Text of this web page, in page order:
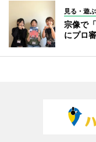
見る・遊ぶ
宗像で
にプロ